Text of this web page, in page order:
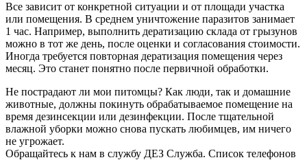
Все зависит от конкретной ситуации и от площади участка
или помещения. В среднем уничтожение паразитов занимает
1 час. Например, выполнить дератизацию склада от грызунов
можно в тот же день, после оценки и согласования стоимости.
Иногда требуется повторная дератизация помещения через
месяц. Это станет понятно после первичной обработки.
Не пострадают ли мои питомцы? Как люди, так и домашние
животные, должны покинуть обрабатываемое помещение на
время дезинсекции или дезинфекции. После тщательной
влажной уборки можно снова пускать любимцев, им ничего
не угрожает.
Обращайтесь к нам в службу ДЕЗ Служба. Список телефонов